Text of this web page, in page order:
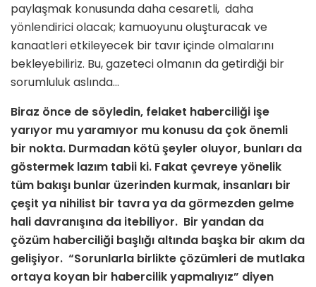
paylaşmak konusunda daha cesaretli, daha
yönlendirici olacak; kamuoyunu oluşturacak ve
kanaatleri etkileyecek bir tavır içinde olmalarını
bekleyebiliriz. Bu, gazeteci olmanın da getirdiği bir
sorumluluk aslında…
Biraz önce de söyledin, felaket haberciliği işe
yarıyor mu yaramıyor mu konusu da çok önemli
bir nokta. Durmadan kötü şeyler oluyor, bunları da
göstermek lazım tabii ki. Fakat çevreye yönelik
tüm bakışı bunlar üzerinden kurmak, insanları bir
çeşit ya nihilist bir tavra ya da görmezden gelme
hali davranışına da itebiliyor. Bir yandan da
çözüm haberciliği başlığı altında başka bir akım da
gelişiyor. “Sorunlarla birlikte çözümleri de mutlaka
ortaya koyan bir habercilik yapmalıyız” diyen